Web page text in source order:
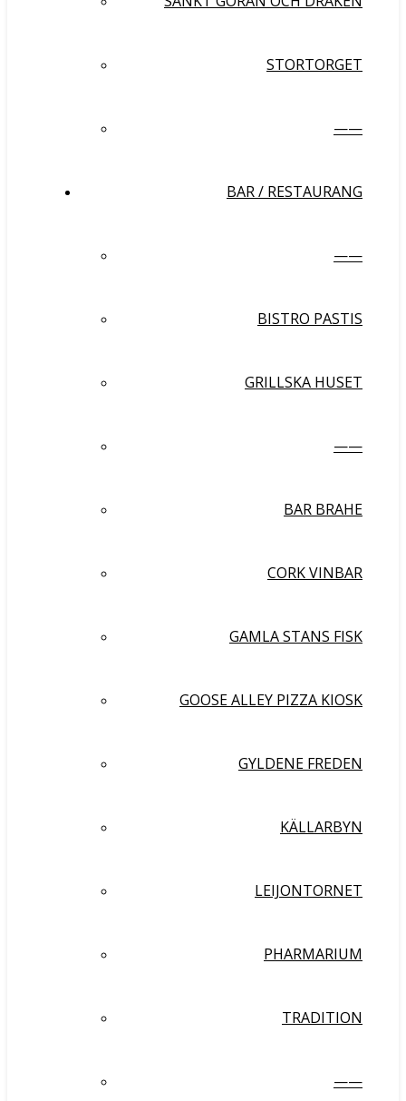
STORTORGET
——
BAR / RESTAURANG
——
BISTRO PASTIS
GRILLSKA HUSET
——
BAR BRAHE
CORK VINBAR
GAMLA STANS FISK
GOOSE ALLEY PIZZA KIOSK
GYLDENE FREDEN
KÄLLARBYN
LEIJONTORNET
PHARMARIUM
TRADITION
——